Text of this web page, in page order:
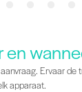
en
Ervaar de
apparaat.